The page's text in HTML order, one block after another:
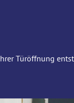
Türöffnung